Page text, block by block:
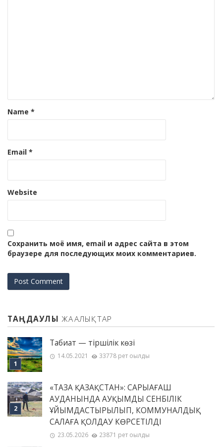
Name *
Email *
Website
Сохранить моё имя, email и адрес сайта в этом
браузере для последующих моих комментариев.
ТАҢДАУЛЫ ЖАҢАЛЫҚТАР
Табиғат — тіршілік көзі
14.05.2021 33778 рет оқылды
«ТАЗА ҚАЗАҚСТАН»: САРЫАҒАШ
АУДАНЫНДА АУҚЫМДЫ СЕНБІЛІК
ҰЙЫМДАСТЫРЫЛЫП, КОММУНАЛДЫҚ
САЛАҒА ҚОЛДАУ КӨРСЕТІЛДІ
23.05.2026 23871 рет оқылды